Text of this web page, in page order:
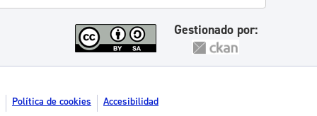
Gestionado por:
Política de cookies Accesibilidad